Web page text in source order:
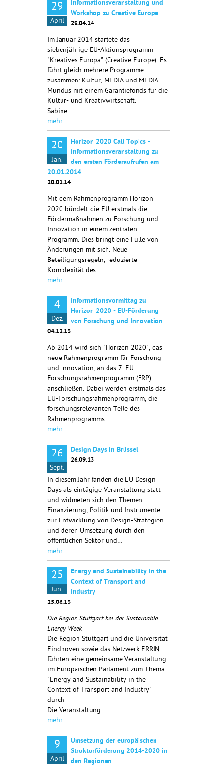
29
April
Informationsveranstaltung und
Workshop zu Creative Europe
29.04.14
Im Januar 2014 startete das
siebenjährige EU-Aktionsprogramm
"Kreatives Europa" (Creative Europe). Es
führt gleich mehrere Programme
zusammen: Kultur, MEDIA und MEDIA
Mundus mit einem Garantiefonds für die
Kultur- und Kreativwirtschaft.
Sabine…
mehr
20
Jan.
Horizon 2020 Call Topics -
Informationsveranstaltung zu
den ersten Förderaufrufen am
20.01.2014
20.01.14
Mit dem Rahmenprogramm Horizon
2020 bündelt die EU erstmals die
Fördermaßnahmen zu Forschung und
Innovation in einem zentralen
Programm. Dies bringt eine Fülle von
Änderungen mit sich. Neue
Beteiligungsregeln, reduzierte
Komplexität des…
mehr
4
Dez.
Informationsvormittag zu
Horizon 2020 - EU-Förderung
von Forschung und Innovation
04.12.13
Ab 2014 wird sich "Horizon 2020", das
neue Rahmenprogramm für Forschung
und Innovation, an das 7. EU-
Forschungsrahmenprogramm (FRP)
anschließen. Dabei werden erstmals das
EU-Forschungsrahmenprogramm, die
forschungsrelevanten Teile des
Rahmenprogramms…
mehr
26
Sept.
Design Days in Brüssel
26.09.13
In diesem Jahr fanden die EU Design
Days als eintägige Veranstaltung statt
und widmeten sich den Themen
Finanzierung, Politik und Instrumente
zur Entwicklung von Design-Strategien
und deren Umsetzung durch den
öffentlichen Sektor und…
mehr
25
Juni
Energy and Sustainability in the
Context of Transport and
Industry
25.06.13
Die Region Stuttgart bei der Sustainable
Energy Week
Die Region Stuttgart und die Universität
Eindhoven sowie das Netzwerk ERRIN
führten eine gemeinsame Veranstaltung
im Europäischen Parlament zum Thema:
"Energy and Sustainability in the
Context of Transport and Industry"
durch
Die Veranstaltung…
mehr
9
April
Umsetzung der europäischen
Strukturförderung 2014-2020 in
den Regionen